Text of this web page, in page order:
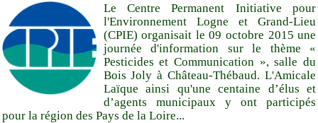
Le Centre Permanent Initiative pour
l'Environnement Logne et Grand-Lieu
(CPIE) organisait le 09 octobre 2015 une
journée d'information sur le thème «
Pesticides et Communication », salle du
Bois Joly à Château-Thébaud. L'Amicale
Laïque ainsi qu'une centaine d’élus et
d’agents municipaux y ont participés
pour la région des Pays de la Loire...